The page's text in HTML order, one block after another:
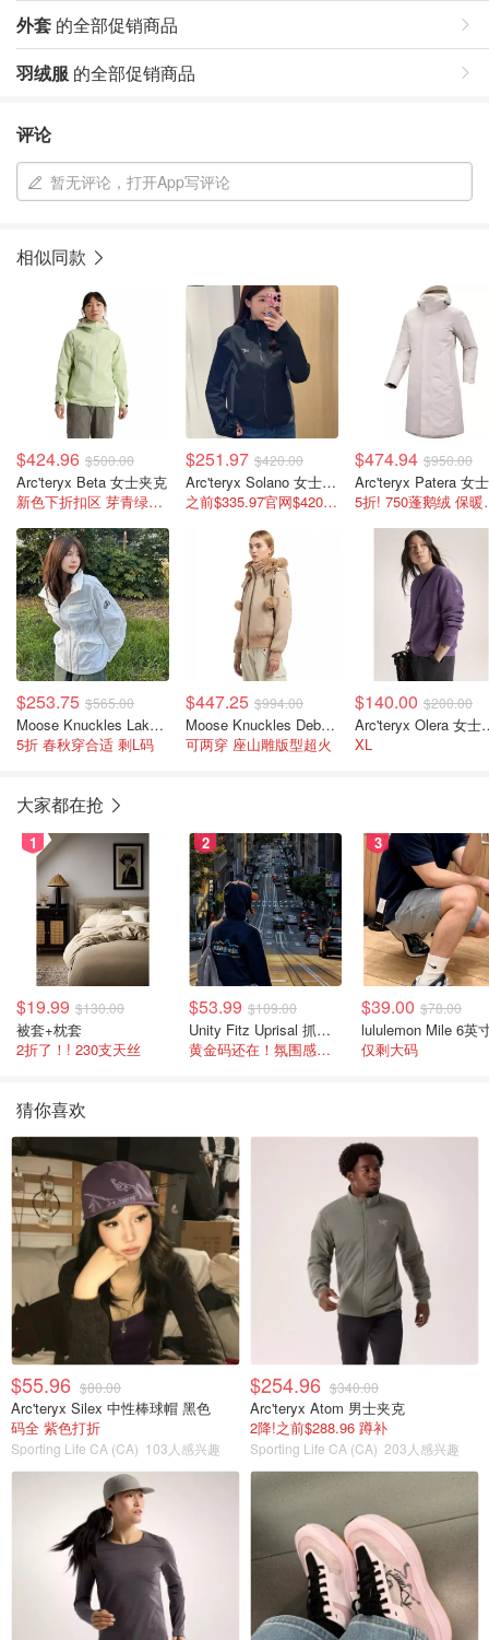
外套 的全部促销商品
羽绒服 的全部促销商品
评论
暂无评论，打开App写评论
相似同款
$424.96 $500.00
Arc'teryx Beta 女士夹克
新色下折扣区 芽青绿好嫩!蹲补
$251.97 $420.00
Arc'teryx Solano 女士夹克
之前$335.97官网$420! 蹲补
$474.94 $950.00
5折!
$253.75 $565.00
Moose Knuckles Lakeshore 女士夹克
5折 春秋穿合适 剩L码
$447.25 $994.00
Moose Knuckles Debbie 金色女款夹克
可两穿 座山雕版型超火
$140.00 $200.00
XL
大家都在抢
1
$19.99 $130.00
被套+枕套
2折了！! 230支天丝
2
$53.99 $109.00
Unity Fitz Uprisal 抓绒卫衣
黄金码还在！氛围感之神
3
$39.00 $78.00
仅剩大码
猜你喜欢
$55.96 $80.00
Arc'teryx Silex 中性棒球帽 黑色
码全 紫色打折
Sporting Life CA (CA) 103人感兴趣
$254.96 $340.00
Arc'teryx Atom 男士夹克
2降!之前$288.96 蹲补
Sporting Life CA (CA) 203人感兴趣